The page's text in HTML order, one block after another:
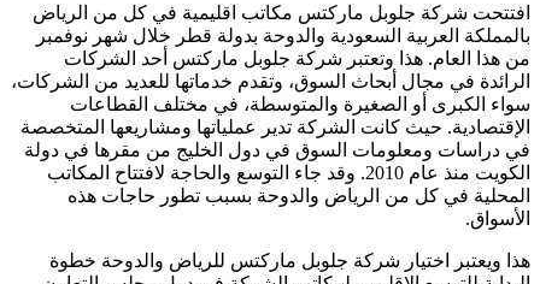
افتتحت شركة جلوبل ماركتس مكاتب اقليمية في كل من الرياض
بالمملكة العربية السعودية والدوحة بدولة قطر خلال شهر نوفمبر
من هذا العام. هذا وتعتبر شركة جلوبل ماركتس أحد الشركات
الرائدة في مجال أبحاث السوق، وتقدم خدماتها للعديد من الشركات،
سواء الكبرى أو الصغيرة والمتوسطة، في مختلف القطاعات
الإقتصادية. حيث كانت الشركة تدير عملياتها ومشاريعها المتخصصة
في دراسات ومعلومات السوق في دول الخليج من مقرها في دولة
الكويت منذ عام 2010. وقد جاء التوسع والحاجة لافتتاح المكاتب
المحلية في كل من الرياض والدوحة بسبب تطور حاجات هذه
الأسواق.
هذا ويعتبر اختيار شركة جلوبل ماركتس للرياض والدوحة خطوة